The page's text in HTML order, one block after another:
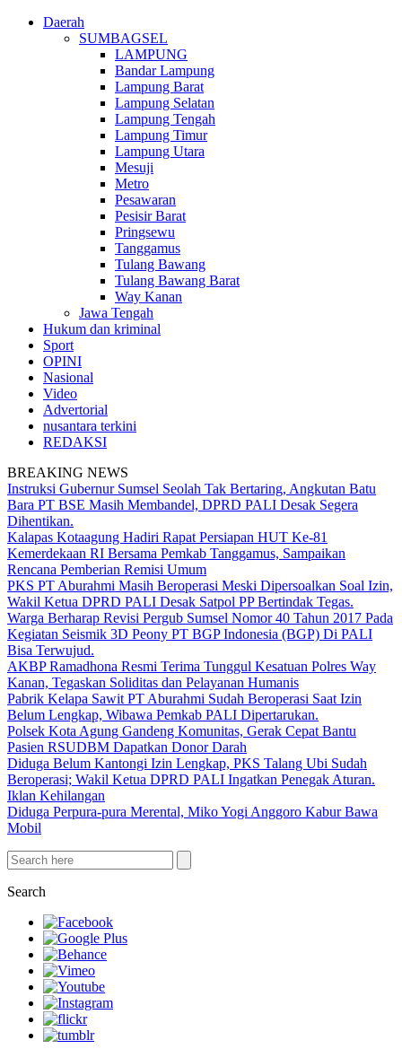
Daerah
SUMBAGSEL
LAMPUNG
Bandar Lampung
Lampung Barat
Lampung Selatan
Lampung Tengah
Lampung Timur
Lampung Utara
Mesuji
Metro
Pesawaran
Pesisir Barat
Pringsewu
Tanggamus
Tulang Bawang
Tulang Bawang Barat
Way Kanan
Jawa Tengah
Hukum dan kriminal
Sport
OPINI
Nasional
Video
Advertorial
nusantara terkini
REDAKSI
BREAKING NEWS
Instruksi Gubernur Sumsel Seolah Tak Bertaring, Angkutan Batu
Bara PT BSE Masih Membandel, DPRD PALI Desak Segera
Dihentikan.
Kalapas Kotaagung Hadiri Rapat Persiapan HUT Ke-81
Kemerdekaan RI Bersama Pemkab Tanggamus, Sampaikan
Rencana Pemberian Remisi Umum
PKS PT Aburahmi Masih Beroperasi Meski Dipersoalkan Soal Izin,
Wakil Ketua DPRD PALI Desak Satpol PP Bertindak Tegas.
Warga Berharap Revisi Pergub Sumsel Nomor 40 Tahun 2017 Pada
Kegiatan Seismik 3D Peony PT BGP Indonesia (BGP) Di PALI
Bisa Terwujud.
AKBP Ramadhona Resmi Terima Tunggul Kesatuan Polres Way
Kanan, Tegaskan Soliditas dan Pelayanan Humanis
Pabrik Kelapa Sawit PT Aburahmi Sudah Beroperasi Saat Izin
Belum Lengkap, Wibawa Pemkab PALI Dipertarukan.
Polsek Kota Agung Gandeng Komunitas, Gerak Cepat Bantu
Pasien RSUDBM Dapatkan Donor Darah
Diduga Belum Kantongi Izin Lengkap, PKS Talang Ubi Sudah
Beroperasi; Wakil Ketua DPRD PALI Ingatkan Penegak Aturan.
Iklan Kehilangan
Diduga Perpura-pura Merental, Miko Yogi Anggoro Kabur Bawa
Mobil
Search